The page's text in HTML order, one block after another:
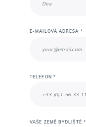
E-MAILOVÁ ADRESA *
TELEFON *
VAŠE ZEMĚ BYDLIŠTĚ *